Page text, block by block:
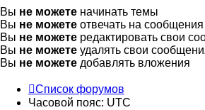
Вы не можете начинать темы
Вы не можете отвечать на сообщения
Вы не можете редактировать свои
Вы не можете удалять свои
Вы не можете добавлять вложения
Список форумов
Часовой пояс: UTC